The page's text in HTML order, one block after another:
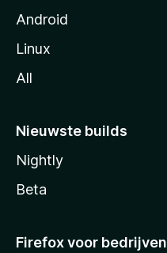
Android
Linux
All
Nieuwste builds
Nightly
Beta
Firefox voor bedrijven